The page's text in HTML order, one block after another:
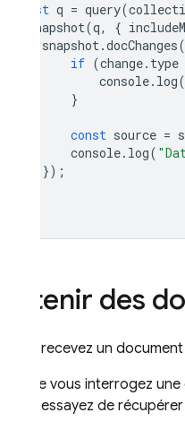
const q = query(
onSnapshot(q, {
snapshot.docChanges
if (change. type
console. log(
}
const source =
console. log(
});
Obtenir des
Si vous recevez un
Lorsque vous interrogez
Si vous essayez de